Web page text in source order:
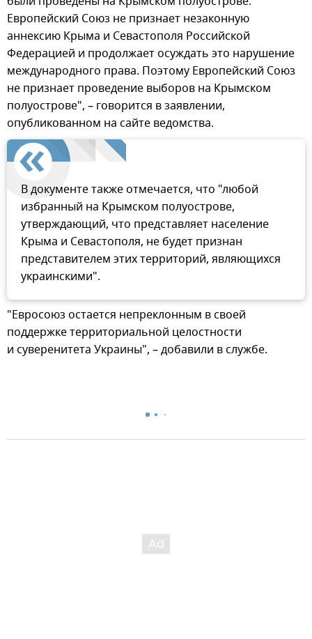
Европейский Союз не признает незаконную
аннексию Крыма и Севастополя Российской
Федерацией и продолжает осуждать это нарушение
международного права. Поэтому Европейский Союз
не признает проведение выборов на Крымском
полуострове", – говорится в заявлении,
опубликованном на сайте ведомства.
В документе также отмечается, что "любой
избранный на Крымском полуострове,
утверждающий, что представляет население
Крыма и Севастополя, не будет признан
представителем этих территорий, являющихся
украинскими".
"Евросоюз остается непреклонным в своей
поддержке территориальной целостности
и суверенитета Украины", – добавили в службе.